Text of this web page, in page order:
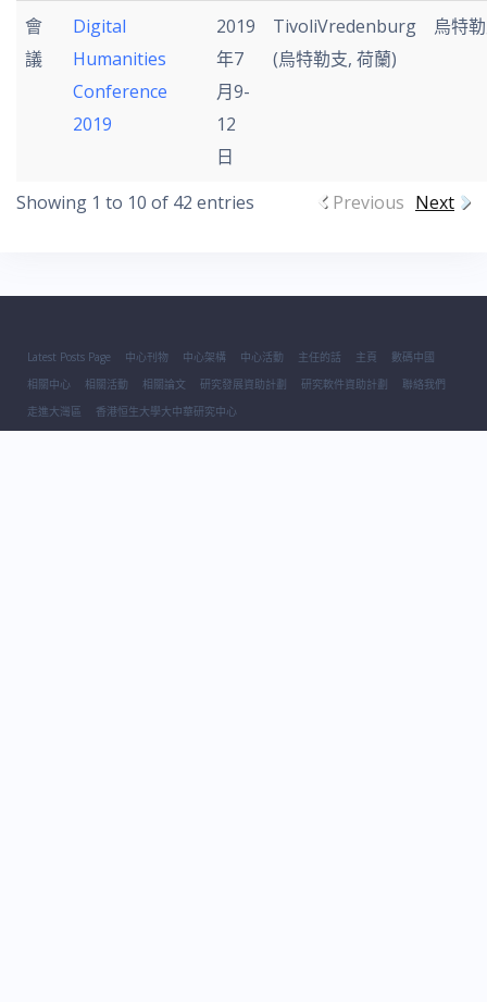
會
議
Digital
Humanities
Conference
2019
2019
年7
月9-
12
日
TivoliVredenburg
(烏特勒支, 荷蘭)
烏特
Showing 1 to 10 of 42 entries Previous Next
Latest Posts Page 中心刊物 中心架構 中心活動 主任的話 主頁
數碼中國
相關中心
相關活動 相關論文 研究發展資助計劃 研究軟件資助計劃
聯絡我們
走進大灣區
香港恒生大學大中華研究中心